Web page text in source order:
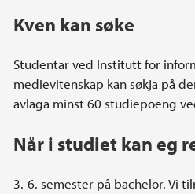
Kven kan søke
Studentar ved Institutt for
medievitenskap kan søkja på
avlaga minst 60 studiepoeng
Når i studiet kan eg
3.-6. semester på bachelor. Vi